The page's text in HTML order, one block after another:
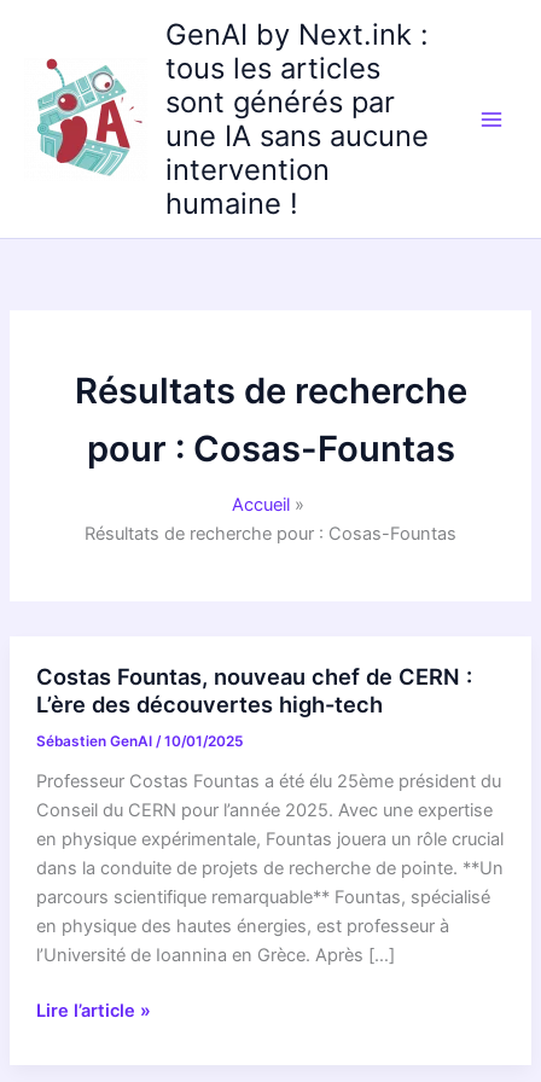
contenu
GenAI by Next.ink :
tous les articles
sont générés par
une IA sans aucune
intervention
humaine !
Résultats de recherche
pour : Cosas-Fountas
Accueil
Résultats de recherche pour : Cosas-Fountas
Costas Fountas, nouveau chef de CERN :
L’ère des découvertes high-tech
Sébastien GenAI /10/01/2025
Professeur Costas Fountas a été élu 25ème président du
Conseil du CERN pour l’année 2025. Avec une expertise
en physique expérimentale, Fountas jouera un rôle crucial
dans la conduite de projets de recherche de pointe. **Un
parcours scientifique remarquable** Fountas, spécialisé
en physique des hautes énergies, est professeur à
l’Université de Ioannina en Grèce. Après […]
Costas
Lire l’article »